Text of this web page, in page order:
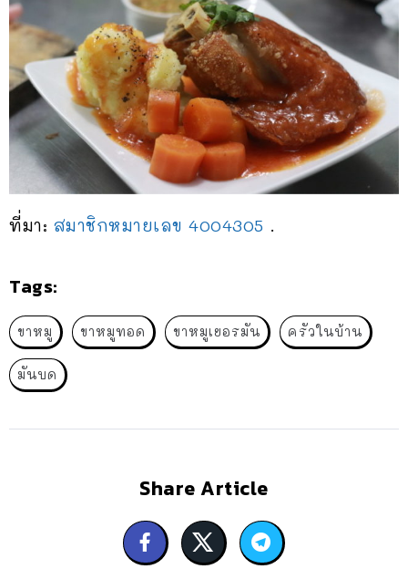
ที่มา: สมาชิกหมายเลข 4004305 .
Tags:
ขาหมู ขาหมูทอด ขาหมูเยอรมัน ครัวในบ้าน
มันบด
Share Article